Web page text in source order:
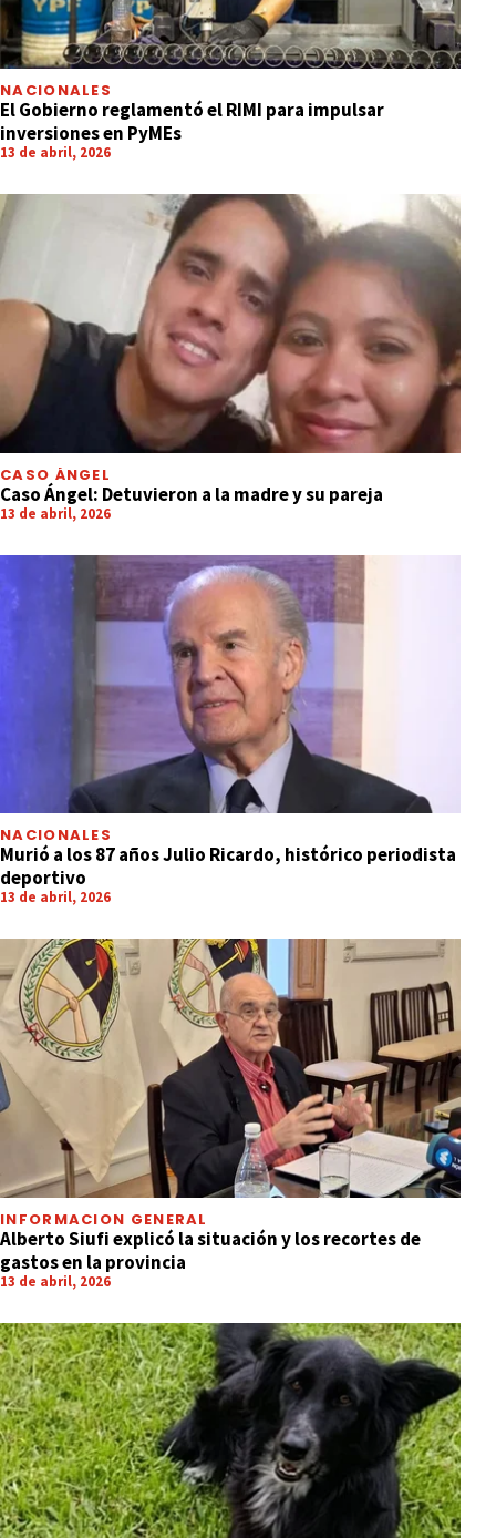
NACIONALES
El Gobierno reglamentó el RIMI para impulsar
inversiones en PyMEs
13 de abril, 2026
CASO ÁNGEL
Caso Ángel: Detuvieron a la madre y su pareja
13 de abril, 2026
NACIONALES
Murió a los 87 años Julio Ricardo, histórico periodista
deportivo
13 de abril, 2026
INFORMACION GENERAL
Alberto Siufi explicó la situación y los recortes de
gastos en la provincia
13 de abril, 2026